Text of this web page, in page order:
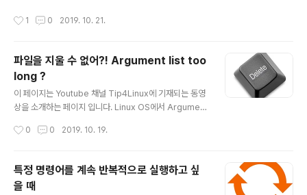
니다. [ Server 환경 ] PS4 PRO + Samsung SSD 86
amsung Galaxy S10 5G (kt 5G Network)
1 0 2019. 10. 21.
파일을 지울 수 없어?! Argument list too
long ?
이 페이지는 Youtube 채널 Tip4Linux에 기재되는 동영
상을 소개하는 페이지 입니다. Linux OS에서 Argument
는 명령을 처리할 수 없을 때 xargs 명령을 활용하여 처리
0 해상도 및 60 Frame 환경으로 제작되었습니다. 이상입
니다. 감사합니다~ [불량펭귄] Argument list too long
0 0 2019. 10. 19.
특정 명령어를 계속 반복적으로 실행하고 싶
을 때